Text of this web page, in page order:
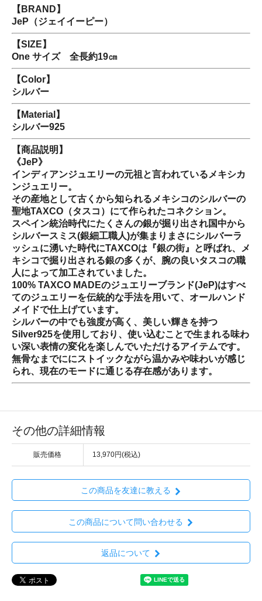
【BRAND】
JeP（ジェイイーピー）
【SIZE】
One サイズ 全長約19㎝
【Color】
シルバー
【Material】
シルバー925
【商品説明】
《JeP》
インディアンジュエリーの元祖と言われているメキシカ
ンジュエリー。
その産地として古くから知られるメキシコのシルバーの
聖地TAXCO（タスコ）にて作られたコネクション。
スペイン統治時代にたくさんの銀が掘り出され国中から
シルバースミス(銀細工職人)が集まりまさにシルバーラ
ッシュに湧いた時代にTAXCOは『銀の街』と呼ばれ、メ
キシコで掘り出される銀の多くが、腕の良いタスコの職
人によって加工されていました。
100% TAXCO MADEのジュエリーブランド(JeP)はすべ
てのジュエリーを伝統的な手法を用いて、オールハンド
メイドで仕上げています。
シルバーの中でも強度が高く、美しい輝きを持つ
Silver925を使用しており、使い込むことで生まれる味わ
い深い表情の変化を楽しんでいただけるアイテムです。
無骨なまでににストイックながら温かみや味わいが感じ
られ、現在のモードに通じる存在感があります。
その他の詳細情報
販売価格 13,970円(税込)
この商品を友達に教える
この商品について問い合わせる
返品について